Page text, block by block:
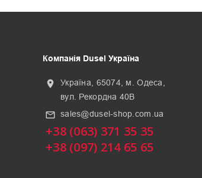
Компанія Dusel Україна
location_on
Україна, 65074, м. Одеса,
вул. Рекордна 40В
mail_outline sales@dusel-shop.com.ua
+38 (063) 371 35 35
+38 (097) 214 65 65